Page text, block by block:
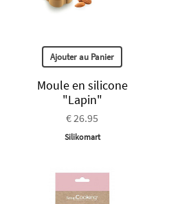
Ajouter au Panier
Moule en silicone
"Lapin"
€ 26.95
Silikomart